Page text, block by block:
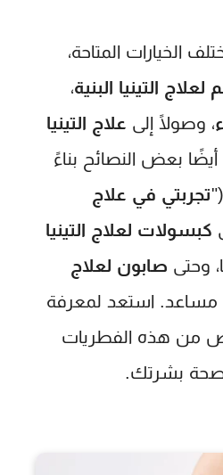
الخيارات المتاحة،
التينيا البنية،
، وصولًا إلى علاج التينيا
بعض النصائح بناءً
تجربتي في علاج
كبسولات لعلاج التينيا
وحتى صابون لعلاج
استعد لمعرفة
من هذه الفطريات
صحة بشرتك.